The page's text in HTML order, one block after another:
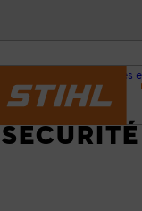
Services
SÉCURITÉ